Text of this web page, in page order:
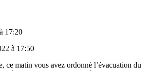
17:20
à 17:50
ce matin vous avez ordonné l’évacuation du